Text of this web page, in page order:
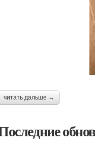
читать дальше →